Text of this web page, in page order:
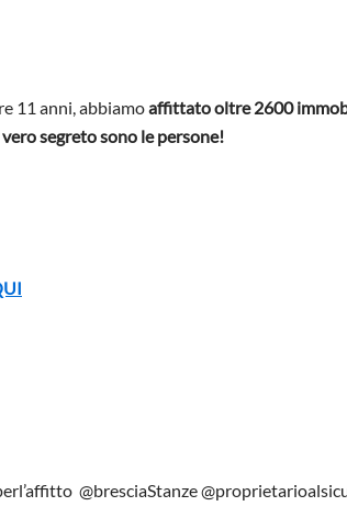
11 anni, abbiamoaffittato oltre 2600
segreto sono le persone!
@bresciaStanze